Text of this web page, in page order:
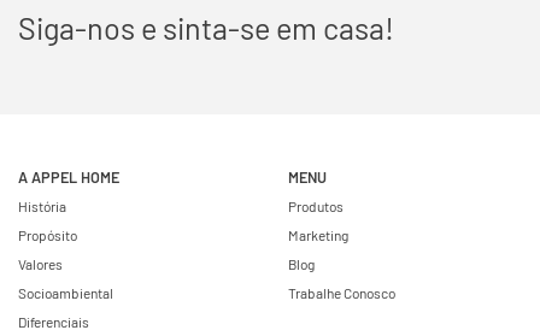
Siga-nos e sinta-se em casa!
A APPEL HOME
História
Propósito
Valores
Socioambiental
Diferenciais
MENU
Produtos
Marketing
Blog
Trabalhe Conosco